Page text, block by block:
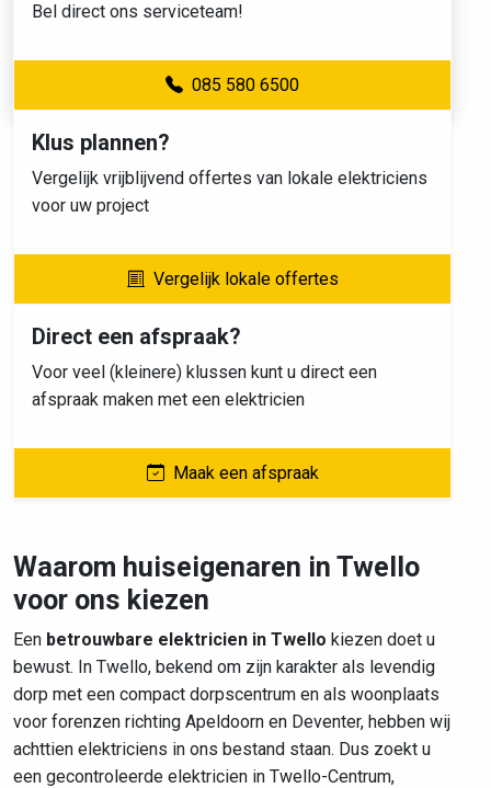
Bel direct ons serviceteam!
085 580 6500
Klus plannen?
Vergelijk vrijblijvend offertes van lokale elektriciens
voor uw project
Vergelijk lokale offertes
Direct een afspraak?
Voor veel (kleinere) klussen kunt u direct een
afspraak maken met een elektricien
Maak een afspraak
Waarom huiseigenaren in Twello
voor ons kiezen
Een betrouwbare elektricien in Twello kiezen doet u
bewust. In Twello, bekend om zijn karakter als levendig
dorp met een compact dorpscentrum en als woonplaats
voor forenzen richting Apeldoorn en Deventer, hebben wij
achttien elektriciens in ons bestand staan. Dus zoekt u
een gecontroleerde elektricien in Twello-Centrum,